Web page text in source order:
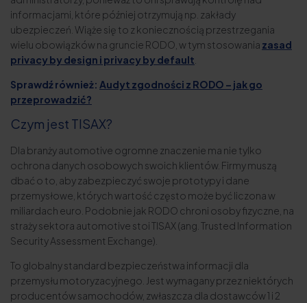
informacjami, które później otrzymują np. zakłady
ubezpieczeń. Wiąże się to z koniecznością przestrzegania
wielu obowiązków na gruncie RODO, w tym stosowania zasad
privacy by design i privacy by default
Sprawdź również: Audyt zgodności z RODO – jak go
przeprowadzić?
Czym jest TISAX?
Dla branży automotive ogromne znaczenie ma nie tylko
ochrona danych osobowych swoich klientów. Firmy muszą
dbać o to, aby zabezpieczyć swoje prototypy i dane
przemysłowe, których wartość często może być liczona w
miliardach euro. Podobnie jak RODO chroni osoby fizyczne, na
straży sektora automotive stoi TISAX (ang. Trusted Information
Security Assessment Exchange).
To globalny standard bezpieczeństwa informacji dla
przemysłu motoryzacyjnego. Jest wymagany przez niektórych
producentów samochodów, zwłaszcza dla dostawców 1 i 2